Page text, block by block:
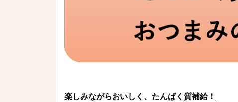
楽しみながらおいしく、たんぱく質補給！